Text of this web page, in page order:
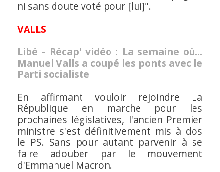
ni sans doute voté pour [lui]".
VALLS
Libé - Récap' vidéo : La semaine où...
Manuel Valls a coupé les ponts avec le
Parti socialiste
En affirmant vouloir rejoindre La
République en marche pour les
prochaines législatives, l'ancien Premier
ministre s'est définitivement mis à dos
le PS. Sans pour autant parvenir à se
faire adouber par le mouvement
d'Emmanuel Macron.